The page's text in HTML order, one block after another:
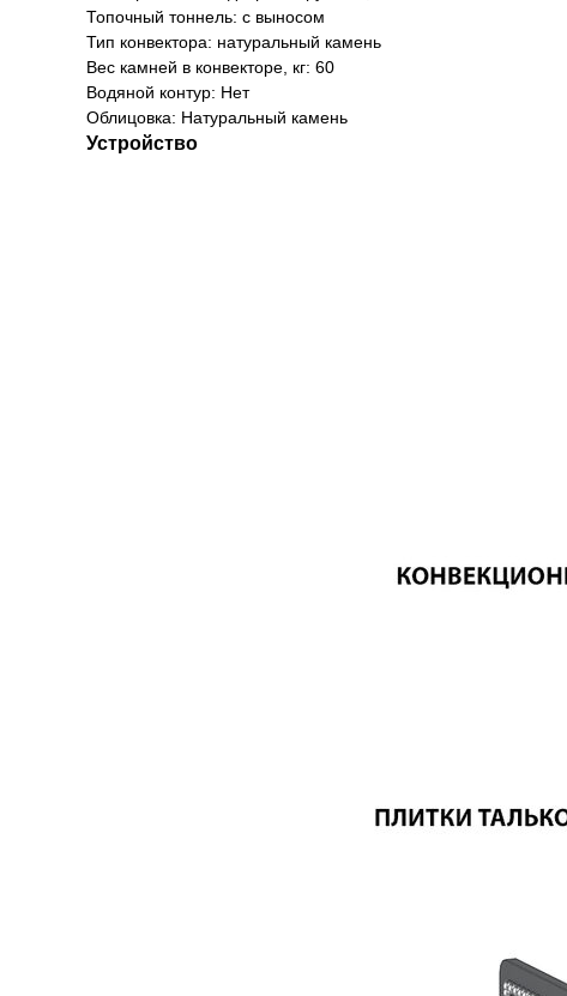
Топочный тоннель: с выносом
Тип конвектора: натуральный камень
Вес камней в конвекторе, кг: 60
Водяной контур: Нет
Облицовка: Натуральный камень
Устройство